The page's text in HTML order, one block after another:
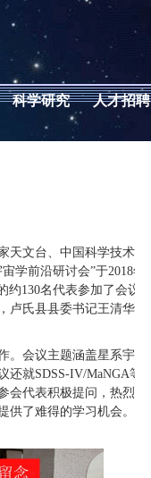
科学研究 人才招聘
文台、中国科学技术大
学前沿研讨会”于2018年7
130名代表参加了会议。
氏县县委书记王清华、
会议主题涵盖星系宇宙
就SDSS-IV/MaNGA等国
代表积极提问，热烈讨
了难得的学习机会。与